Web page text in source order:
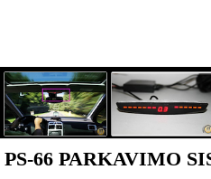
PS-66 PARKAVIMO